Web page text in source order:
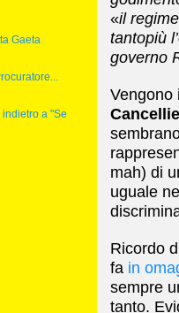
Gaeta
a "Se
«il
tantopiù
governo
mah) di
uguale
Ricordo
fa in
sempre
tanto.